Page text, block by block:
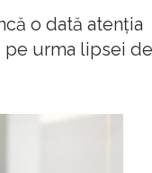
o dată atenţia
urma lipsei de